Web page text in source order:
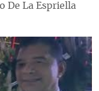
De La Espriella